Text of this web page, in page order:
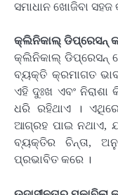
ସମାଧାନ ଖୋଜିବା ସହଜ
କ୍ଲିନିକାଲ୍ ଡିପ୍ରେସନ୍
କ୍ଲିନିକାଲ୍ ଡିପ୍ରେସନ୍
ବ୍ୟକ୍ତି କ୍ରମାଗତ
ଏହି ଦୁଃଖ ଏବଂ ନିରାଶା
ଧରି ରହିଥାଏ ।
ଆଗ୍ରହ ପାଇ ନଥାଏ,
ବ୍ୟକ୍ତିର ଚିନ୍ତା,
ପ୍ରଭାବିତ କରେ ।